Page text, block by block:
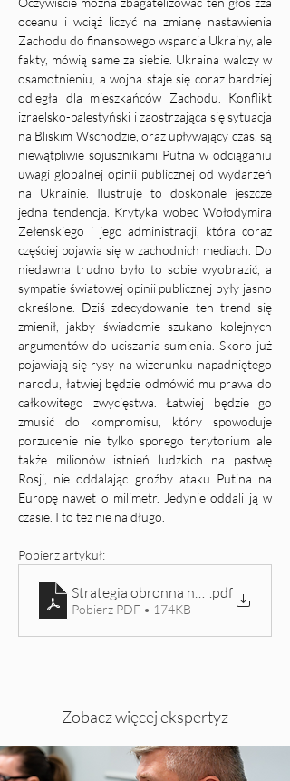
oceanu i wciąż liczyć na zmianę nastawienia
Zachodu do finansowego wsparcia Ukrainy, ale
fakty, mówią same za siebie. Ukraina walczy w
osamotnieniu, a wojna staje się coraz bardziej
odległa dla mieszkańców Zachodu. Konflikt
izraelsko-palestyński i zaostrzająca się sytuacja
na Bliskim Wschodzie, oraz upływający czas, są
niewątpliwie sojusznikami Putna w odciąganiu
uwagi globalnej opinii publicznej od wydarzeń
na Ukrainie. Ilustruje to doskonale jeszcze
jedna tendencja. Krytyka wobec Wołodymira
Zełenskiego i jego administracji, która coraz
częściej pojawia się w zachodnich mediach. Do
niedawna trudno było to sobie wyobrazić, a
sympatie światowej opinii publicznej były jasno
określone. Dziś zdecydowanie ten trend się
zmienił, jakby świadomie szukano kolejnych
argumentów do uciszania sumienia. Skoro już
pojawiają się rysy na wizerunku napadniętego
narodu, łatwiej będzie odmówić mu prawa do
całkowitego zwycięstwa. Łatwiej będzie go
zmusić do kompromisu, który spowoduje
porzucenie nie tylko sporego terytorium ale
także milionów istnień ludzkich na pastwę
Rosji, nie oddalając groźby ataku Putina na
Europę nawet o milimetr. Jedynie oddali ją w
czasie. I to też nie na długo.
Pobierz artykuł:
Strategia obronna nową drogą
.pdf
Pobierz PDF • 174KB
Zobacz więcej ekspertyz